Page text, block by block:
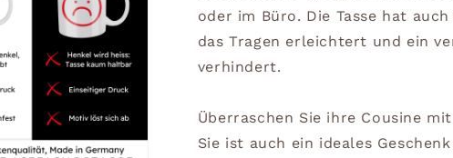
oder im Büro. Die Tasse hat
das Tragen erleichtert und ein
verhindert.
Überraschen Sie ihre Cousine
Sie ist auch ein ideales